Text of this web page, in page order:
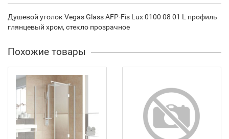
Душевой уголок Vegas Glass AFP-Fis Lux 0100 08 01 L профиль
глянцевый хром, стекло прозрачное
Похожие товары